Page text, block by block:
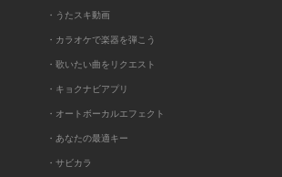
・うたスキ動画
・カラオケで楽器を弾こう
・歌いたい曲をリクエスト
・キョクナビアプリ
・オートボーカルエフェクト
・あなたの最適キー
・サビカラ